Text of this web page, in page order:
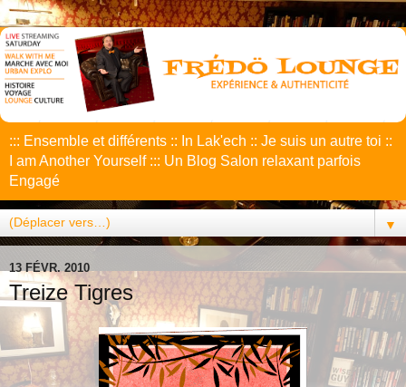
::: Ensemble et différents :: In Lak'ech :: Je suis un autre toi ::
I am Another Yourself ::: Un Blog Salon relaxant parfois
Engagé
▼
13 FÉVR. 2010
Treize Tigres